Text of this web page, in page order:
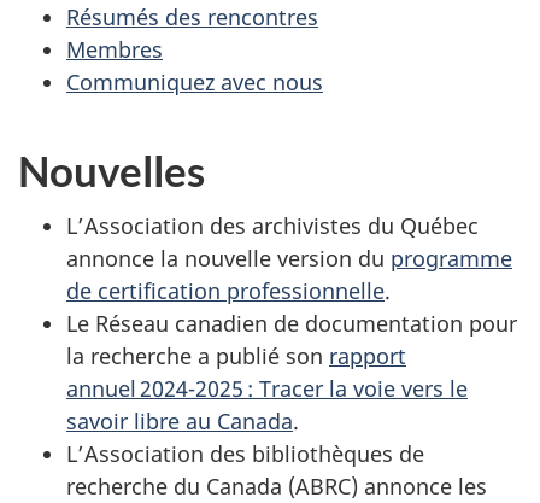
Résumés des rencontres
Membres
Communiquez avec nous
Nouvelles
L’Association des archivistes du Québec
annonce la nouvelle version du programme
de certification professionnelle.
Le Réseau canadien de documentation pour
la recherche a publié son rapport
annuel 2024-2025 : Tracer la voie vers le
savoir libre au Canada.
L’Association des bibliothèques de
recherche du Canada (ABRC) annonce les